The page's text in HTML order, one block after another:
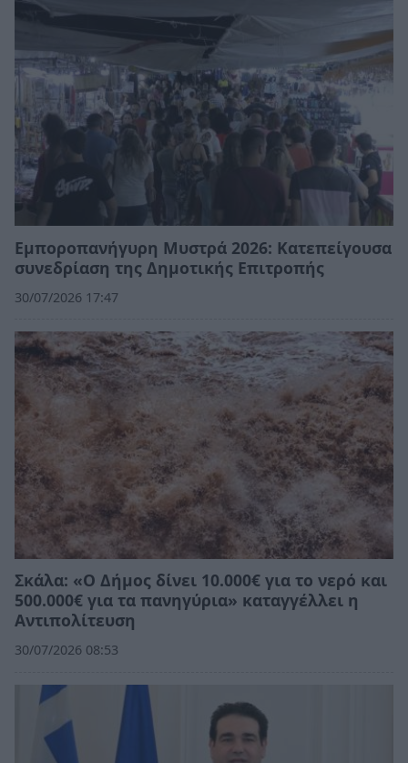
Εμποροπανήγυρη Μυστρά 2026: Κατεπείγουσα
συνεδρίαση της Δημοτικής Επιτροπής
30/07/2026 17:47
Σκάλα: «Ο Δήμος δίνει 10.000€ για το νερό και
500.000€ για τα πανηγύρια» καταγγέλλει η
Αντιπολίτευση
30/07/2026 08:53